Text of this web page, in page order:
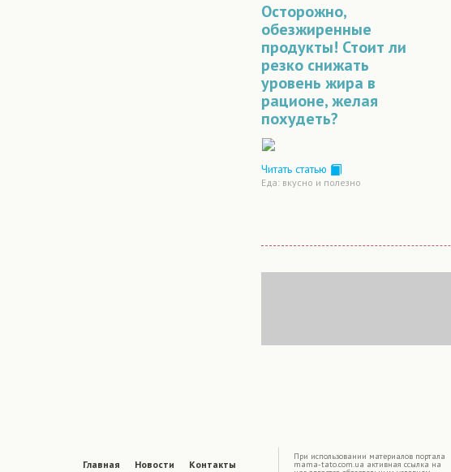
Осторожно,
обезжиренные
продукты! Стоит ли
резко снижать
уровень жира в
рационе, желая
похудеть?
Читать статью
Еда: вкусно и полезно
Главная Новости Контакты
При использовании материалов портала
mama-tato.com.ua активная ссылка на